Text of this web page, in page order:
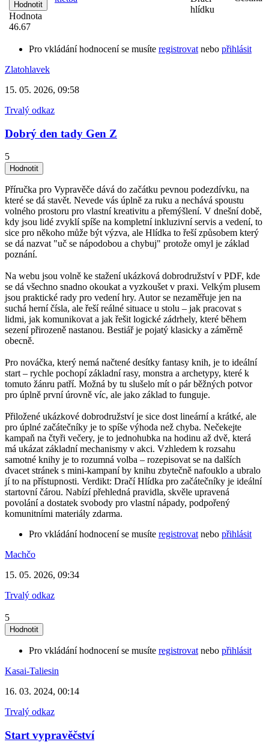
Hodnota
46.67
hlídku
Pro vkládání hodnocení se musíte registrovat nebo přihlásit
Zlatohlavek
15. 05. 2026, 09:58
Trvalý odkaz
Dobrý den tady Gen Z
5
Příručka pro Vypravěče dává do začátku pevnou podezdívku, na
které se dá stavět. Nevede vás úplně za ruku a nechává spoustu
volného prostoru pro vlastní kreativitu a přemýšlení. V dnešní době,
kdy jsou lidé zvyklí spíše na kompletní inkluzivní servis a vedení, to
sice pro někoho může být výzva, ale Hlídka to řeší způsobem který
se dá nazvat "uč se nápodobou a chybuj" protože omyl je základ
poznání.
Na webu jsou volně ke stažení ukázková dobrodružství v PDF, kde
se dá všechno snadno okoukat a vyzkoušet v praxi. Velkým plusem
jsou praktické rady pro vedení hry. Autor se nezaměřuje jen na
suchá herní čísla, ale řeší reálné situace u stolu – jak pracovat s
lidmi, jak komunikovat a jak řešit logické zádrhely, které během
sezení přirozeně nastanou. Bestiář je pojatý klasicky a záměrně
obecně.
Pro nováčka, který nemá načtené desítky fantasy knih, je to ideální
start – rychle pochopí základní rasy, monstra a archetypy, které k
tomuto žánru patří. Možná by tu slušelo mít o pár běžných potvor
pro úplně první úrovně víc, ale jako základ to funguje.
Přiložené ukázkové dobrodružství je sice dost lineární a krátké, ale
pro úplné začátečníky je to spíše výhoda než chyba. Nečekejte
kampaň na čtyři večery, je to jednohubka na hodinu až dvě, která
má ukázat základní mechanismy v akci. Vzhledem k rozsahu
samotné knihy je to rozumná volba – rozepisovat se na dalších
dvacet stránek s mini-kampaní by knihu zbytečně nafouklo a ubralo
jí to na přístupnosti. Verdikt: Dračí Hlídka pro začátečníky je ideální
startovní čárou. Nabízí přehledná pravidla, skvěle upravená
povolání a dostatek svobody pro vlastní nápady, podpořený
komunitními materiály zdarma.
Pro vkládání hodnocení se musíte registrovat nebo přihlásit
Machčo
15. 05. 2026, 09:34
Trvalý odkaz
5
Pro vkládání hodnocení se musíte registrovat nebo přihlásit
Kasai-Taliesin
16. 03. 2024, 00:14
Trvalý odkaz
Start vypravěčství